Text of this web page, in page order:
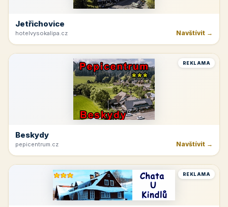
Jetřichovice
hotelvysokalipa.cz Navštívit →
REKLAMA
Beskydy
pepicentrum.cz Navštívit →
REKLAMA